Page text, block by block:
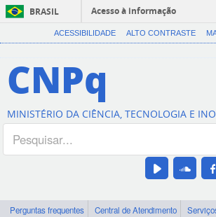
BRASIL
Acesso à informação
ACESSIBILIDADE ALTO CONTRASTE
CNPq
MINISTÉRIO DA CIÊNCIA, TECNOLOGIA E
Perguntas frequentes Central de Atendimento